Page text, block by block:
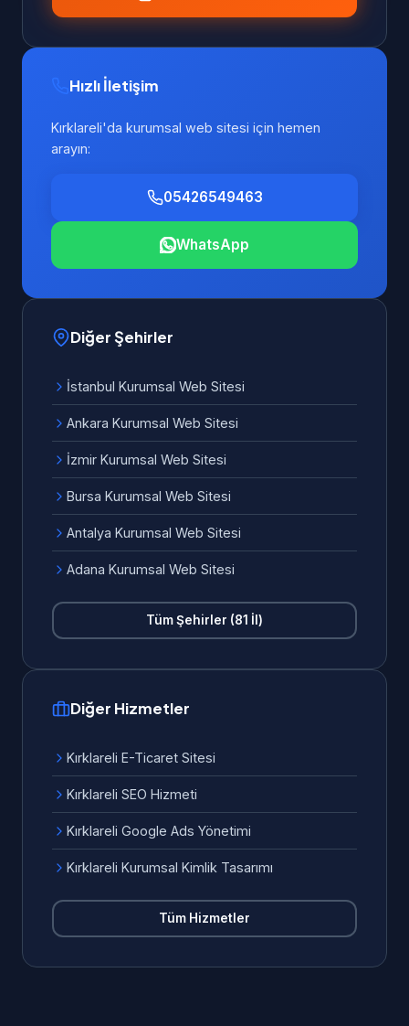
Hızlı İletişim
Kırklareli'da kurumsal web sitesi için hemen
arayın:
05426549463
WhatsApp
Diğer Şehirler
İstanbul Kurumsal Web Sitesi
Ankara Kurumsal Web Sitesi
İzmir Kurumsal Web Sitesi
Bursa Kurumsal Web Sitesi
Antalya Kurumsal Web Sitesi
Adana Kurumsal Web Sitesi
Tüm Şehirler (81 İl)
Diğer Hizmetler
Kırklareli E-Ticaret Sitesi
Kırklareli SEO Hizmeti
Kırklareli Google Ads Yönetimi
Kırklareli Kurumsal Kimlik Tasarımı
Tüm Hizmetler